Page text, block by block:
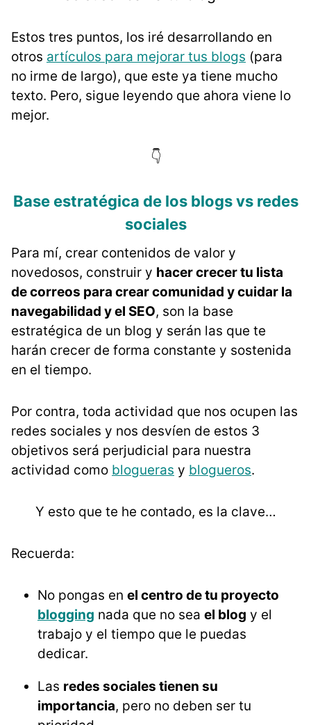
Estos tres puntos, los iré desarrollando en
otros artículos para mejorar tus blogs (para
no irme de largo), que este ya tiene mucho
texto. Pero, sigue leyendo que ahora viene lo
mejor.
👇
Base estratégica de los blogs vs redes
sociales
Para mí, crear contenidos de valor y
novedosos, construir y hacer crecer tu lista
de correos para crear comunidad y cuidar la
navegabilidad y el SEO, son la base
estratégica de un blog y serán las que te
harán crecer de forma constante y sostenida
en el tiempo.
Por contra, toda actividad que nos ocupen las
redes sociales y nos desvíen de estos 3
objetivos será perjudicial para nuestra
actividad como blogueras y blogueros.
Y esto que te he contado, es la clave…
Recuerda:
No pongas en el centro de tu proyecto
blogging nada que no sea el blog y el
trabajo y el tiempo que le puedas
dedicar.
Las redes sociales tienen su
importancia, pero no deben ser tu